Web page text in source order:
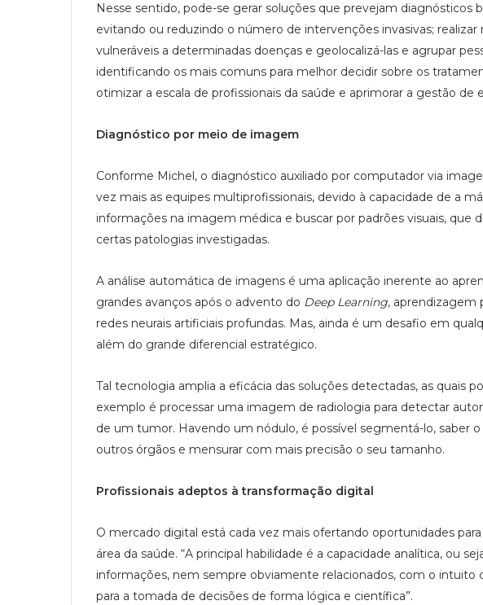
Nesse sentido, pode-se gerar soluções que prevejam diagnósticos
evitando ou reduzindo o número de intervenções invasivas;
vulneráveis a determinadas doenças e geolocalizá-las e agrupar
identificando os mais comuns para melhor decidir sobre os
otimizar a escala de profissionais da saúde e aprimorar a gestão de
Diagnóstico por meio de imagem
Conforme Michel, o diagnóstico auxiliado por computador via
vez mais as equipes multiprofissionais, devido à capacidade de a
informações na imagem médica e buscar por padrões visuais, que
certas patologias investigadas.
A análise automática de imagens é uma aplicação inerente ao
grandes avanços após o advento do Deep Learning, aprendizagem
redes neurais artificiais profundas. Mas, ainda é um desafio em
além do grande diferencial estratégico.
Tal tecnologia amplia a eficácia das soluções detectadas, as quais
exemplo é processar uma imagem de radiologia para detectar
de um tumor. Havendo um nódulo, é possível segmentá-lo, saber
outros órgãos e mensurar com mais precisão o seu tamanho.
Profissionais adeptos à transformação digital
O mercado digital está cada vez mais ofertando oportunidades
área da saúde. “A principal habilidade é a capacidade analítica, ou
informações, nem sempre obviamente relacionados, com o intuito
para a tomada de decisões de forma lógica e científica”.